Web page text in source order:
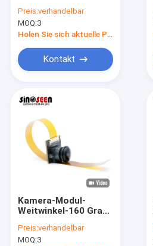
Videos
VR Show
Ar0144 für
industrielle
Bildverarbeitung
Preis:verhandelbar
MOQ:3
Holen Sie sich aktuelle Preis
Kontakt
Kamera-Modul-
Weitwinkel-160 Grad
DVP mit Sensor
OV2718
Preis:verhandelbar
MOQ:3